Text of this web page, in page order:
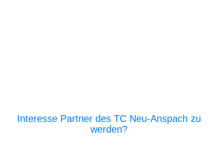
Interesse Partner des TC Neu-Anspach zu
werden?